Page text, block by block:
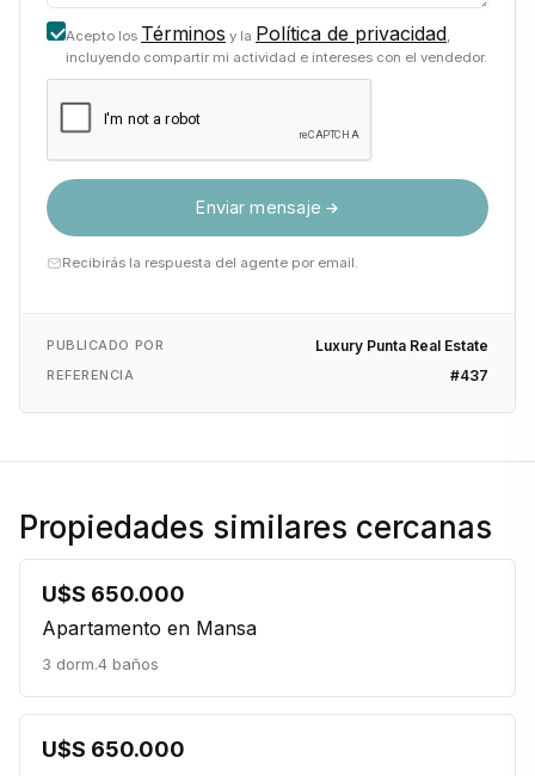
Acepto los Términos y la Política de privacidad,
incluyendo compartir mi actividad e intereses con el vendedor.
Enviar mensaje
Recibirás la respuesta del agente por email.
PUBLICADO POR Luxury Punta Real Estate
REFERENCIA #437
Propiedades similares cercanas
U$S 650.000
Apartamento en Mansa
3 dorm.4 baños
U$S 650.000